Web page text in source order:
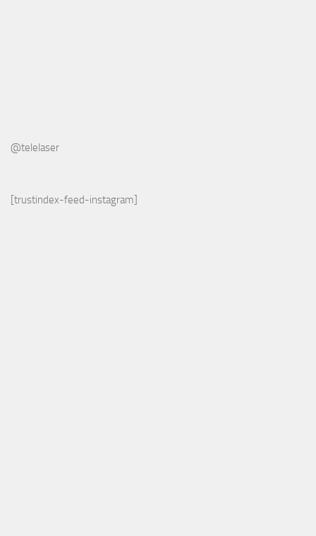
@telelaser
[trustindex-feed-instagram]